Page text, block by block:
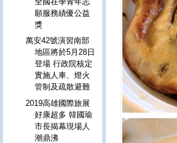
願服務績優公益
獎
萬安42號演習南部
地區將於5月28日
登場 行政院核定
實施人車、燈火
管制及疏散避難
2019高雄國際旅展
好康超多 韓國瑜
市長揭幕現場人
潮鼎沸